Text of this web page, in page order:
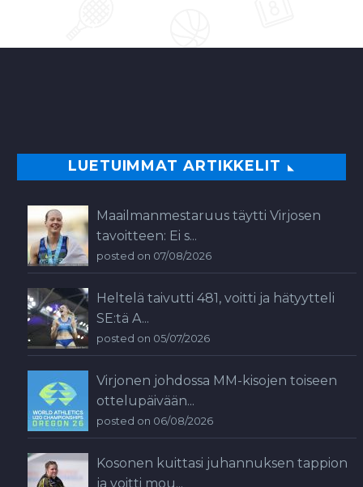
LUETUIMMAT ARTIKKELIT
Maailmanmestaruus täytti Virjosen
tavoitteen: Ei s...
posted on 07/08/2026
Heltelä taivutti 481, voitti ja hätyytteli
SE:tä A...
posted on 05/07/2026
Virjonen johdossa MM-kisojen toiseen
ottelupäivään...
posted on 06/08/2026
Kosonen kuittasi juhannuksen tappion
ja voitti mou...